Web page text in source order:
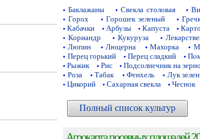
• Баклажаны • Свекла столовая •
• Горох • Горошек зеленый •
• Кабачки • Арбузы • Капуста •
• Кориандр • Кукуруза •
• Люпин • Люцерна • Махорка •
• Перец горький • Перец сладкий •
• Рыжик • Рис • Подсолнечник на зерно
• Роза • Табак • Фенхель • Лук
• Цикорий • Сахарная свекла • Чеснок
Полный список культур
Агрокарта посевных площадей